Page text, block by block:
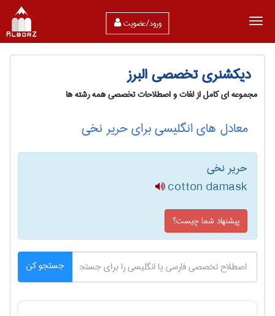
ورود/عضویت
دیکشنری تخصصی البرز
مجموعه ای کامل از لغات و اصطلاحات تخصصی همه رشته ها
معادل های انگلیسی برای حریر نخی
حریر نخی
cotton damask
پیشنهاد شما چیست؟
جستجو کن